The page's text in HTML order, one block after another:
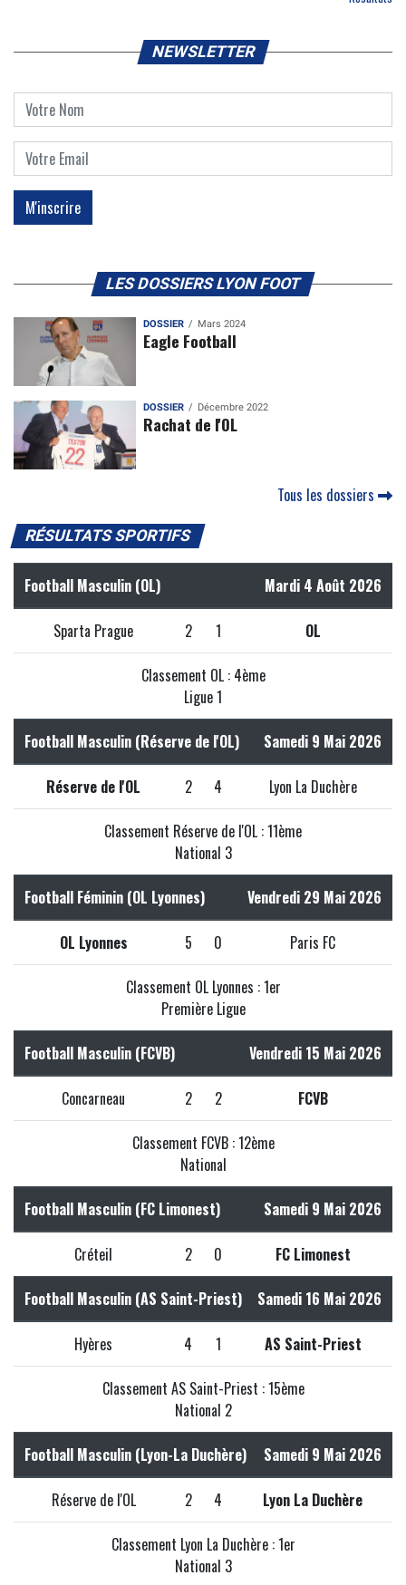
NEWSLETTER
LES DOSSIERS LYON FOOT
DOSSIER Mars 2024
Eagle Football
DOSSIER Décembre 2022
Rachat de l'OL
Tous les dossiers
RÉSULTATS SPORTIFS
Football Masculin (OL) Mardi 4 Août 2026
Sparta Prague 2 1 OL
Classement OL : 4ème
Ligue 1
Football Masculin (Réserve de l'OL) Samedi 9 Mai 2026
Réserve de l'OL 2 4 Lyon La Duchère
Classement Réserve de l'OL : 11ème
National 3
Football Féminin (OL Lyonnes) Vendredi 29 Mai 2026
OL Lyonnes 5 0 Paris FC
Classement OL Lyonnes : 1er
Première Ligue
Football Masculin (FCVB) Vendredi 15 Mai 2026
Concarneau 2 2 FCVB
Classement FCVB : 12ème
National
Football Masculin (FC Limonest) Samedi 9 Mai 2026
Créteil 2 0 FC Limonest
Football Masculin (AS Saint-Priest) Samedi 16 Mai 2026
Hyères 4 1 AS Saint-Priest
Classement AS Saint-Priest : 15ème
National 2
Football Masculin (Lyon-La Duchère) Samedi 9 Mai 2026
Réserve de l'OL 2 4 Lyon La Duchère
Classement Lyon La Duchère : 1er
National 3